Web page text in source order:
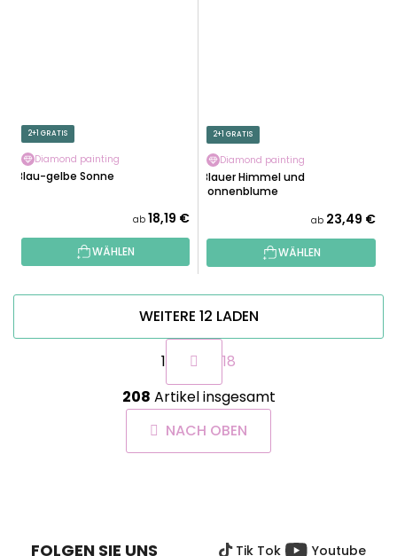
2+1 GRATIS
Diamond painting
Blau-gelbe Sonne
ab 18,19 €
WÄHLEN
2+1 GRATIS
Diamond painting
Blauer Himmel und
Sonnenblume
ab 23,49 €
WÄHLEN
S
t
e
u
e
WEITERE 12 LADEN
P
g
i
n
i
e
1
18
208 Artikel insgesamt
NACH OBEN
FOLGEN SIE UNS Tik Tok Youtube